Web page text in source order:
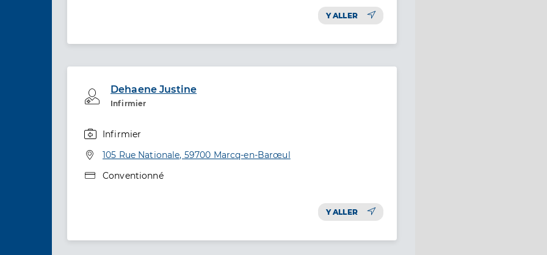
Y ALLER
Dehaene Justine
Infirmier
Professionel de santé
Infirmier
Adresse
105 Rue Nationale, 59700 Marcq-en-Barœul
Type de convention
Conventionné
Y ALLER